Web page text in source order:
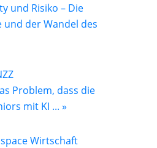
und Risiko – Die
und der Wandel des
Problem, dass die
mit KI ... »